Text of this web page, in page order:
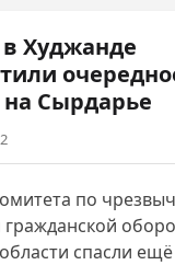
Худжанде
Сырдарье
по
гражданской
спасли